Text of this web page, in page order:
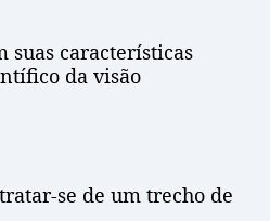
suas características
da visão
se de um trecho de